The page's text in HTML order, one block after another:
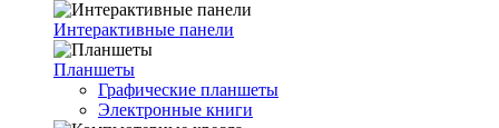
Интерактивные панели
Планшеты
Графические планшеты
Электронные книги